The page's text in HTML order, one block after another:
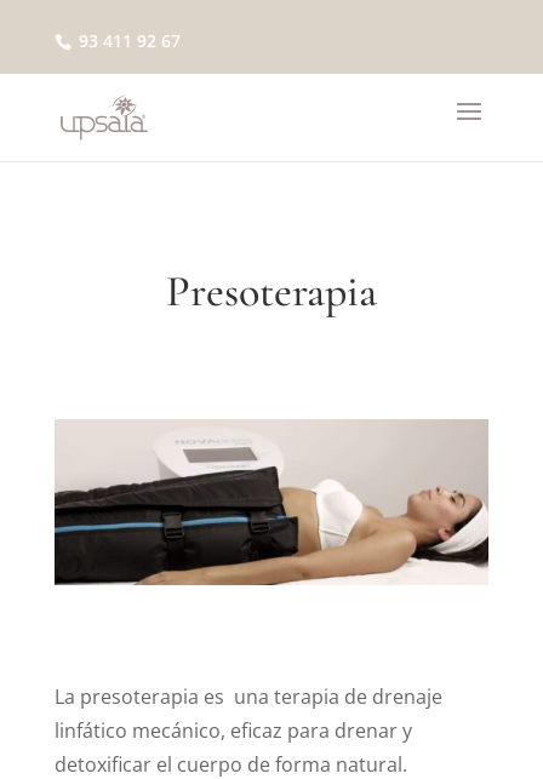
93 411 92 67
Presoterapia
La presoterapia es una terapia de drenaje
linfático mecánico, eficaz para drenar y
detoxificar el cuerpo de forma natural.